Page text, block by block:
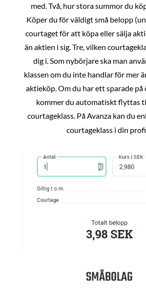
med. Två, hur stora summor du
Köper du för väldigt små belopp
courtaget för att köpa eller sälja
än aktien i sig. Tre, vilken
dig i. Som nybörjare ska man
klassen om du inte handlar för mer
aktieköp. Om du har ett sparade på
kommer du automatiskt flyttas
courtageklass. På Avanza kan du
courtageklass i din
SMÅBOLAG